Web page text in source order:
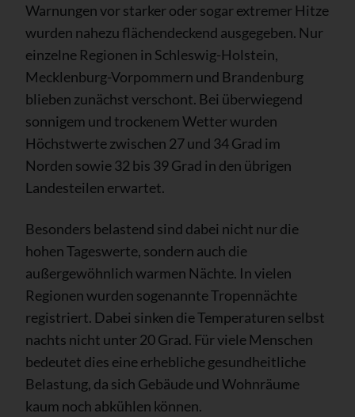
Warnungen vor starker oder sogar extremer Hitze
wurden nahezu flächendeckend ausgegeben. Nur
einzelne Regionen in Schleswig-Holstein,
Mecklenburg-Vorpommern und Brandenburg
blieben zunächst verschont. Bei überwiegend
sonnigem und trockenem Wetter wurden
Höchstwerte zwischen 27 und 34 Grad im
Norden sowie 32 bis 39 Grad in den übrigen
Landesteilen erwartet.
Besonders belastend sind dabei nicht nur die
hohen Tageswerte, sondern auch die
außergewöhnlich warmen Nächte. In vielen
Regionen wurden sogenannte Tropennächte
registriert. Dabei sinken die Temperaturen selbst
nachts nicht unter 20 Grad. Für viele Menschen
bedeutet dies eine erhebliche gesundheitliche
Belastung, da sich Gebäude und Wohnräume
kaum noch abkühlen können.